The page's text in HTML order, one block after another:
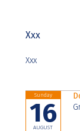
Xxx
Xxx
Sunday
16
AUGUST